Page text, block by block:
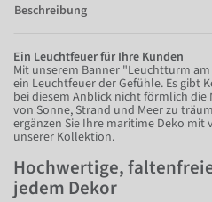
Beschreibung
Ein Leuchtfeuer für Ihre Kunden
Mit unserem Banner "Leuchtturm
ein Leuchtfeuer der Gefühle. Es gibt
bei diesem Anblick nicht förmlich die
von Sonne, Strand und Meer zu
ergänzen Sie Ihre maritime Deko
unserer Kollektion.
Hochwertige,
jedem Dekor